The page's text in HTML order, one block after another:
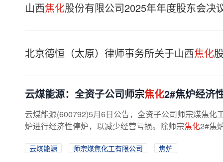
山西焦化股份有限公司2025年年度股东会决
北京德恒（太原）律师事务所关于山西焦化
云煤能源：全资子公司师宗焦化2#焦炉经济
云煤能源(600792)5月6日公告，全资子公司师宗煤焦化
炉进行经济性停炉，以减少经营亏损。除师宗焦化2#焦
云煤能源 师宗煤焦化工有限公司
焦炉